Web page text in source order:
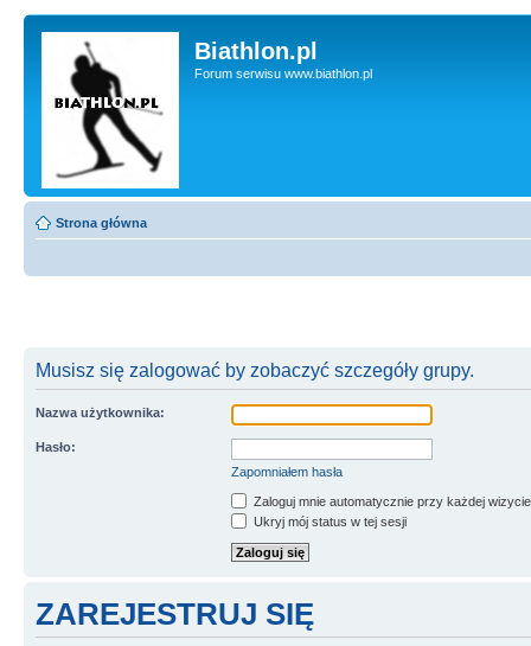
Biathlon.pl
Forum serwisu www.biathlon.pl
Strona główna
Musisz się zalogować by zobaczyć szczegóły grupy.
Nazwa użytkownika:
Hasło:
Zapomniałem hasła
Zaloguj mnie automatycznie przy każdej wizycie
Ukryj mój status w tej sesji
ZAREJESTRUJ SIĘ